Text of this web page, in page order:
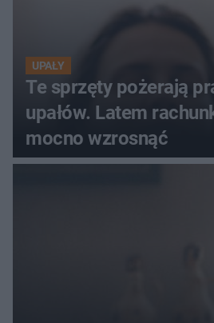
UPAŁY
Te sprzęty pożerają
upałów. Latem
mocno wzrosnąć